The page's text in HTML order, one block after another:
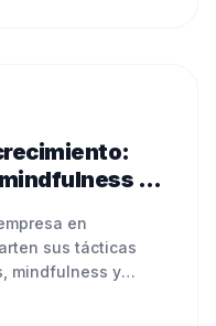
y
en
sus tácticas
mindfulness y